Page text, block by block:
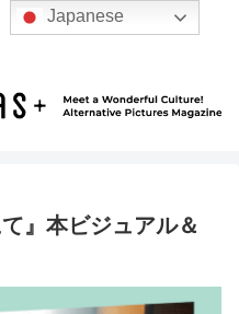
』本ビジュアル＆
Japanese